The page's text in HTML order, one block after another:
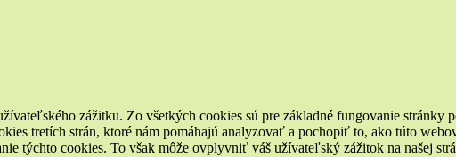
zážitku. Zo všetkých cookies sú pre základné fungovanie stránky
tretích strán, ktoré nám pomáhajú analyzovať a pochopiť to, ako túto
týchto cookies. To však môže ovplyvniť váš užívateľský zážitok na našej